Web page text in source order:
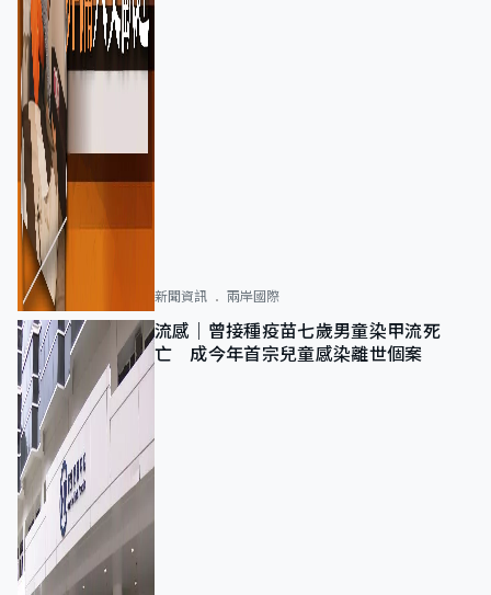
新聞資訊 兩岸國際
流感｜曾接種疫苗七歲男童染甲流死
亡 成今年首宗兒童感染離世個案